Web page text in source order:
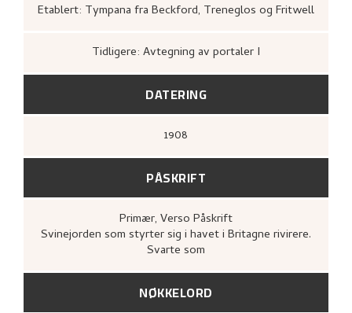
Etablert: Tympana fra Beckford, Treneglos og Fritwell
Tidligere: Avtegning av portaler I
DATERING
1908
PÅSKRIFT
Primær, Verso Påskrift
Svinejorden som styrter sig i havet i Britagne rivirere.
Svarte som
NØKKELORD